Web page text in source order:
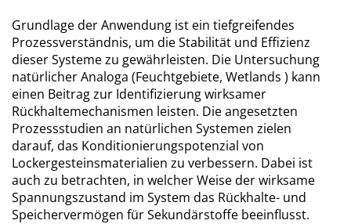
Grundlage der Anwendung ist ein tiefgreifendes
Prozessverständnis, um die Stabilität und Effizienz
dieser Systeme zu gewährleisten. Die Untersuchung
natürlicher Analoga (Feuchtgebiete, Wetlands ) kann
einen Beitrag zur Identifizierung wirksamer
Rückhaltemechanismen leisten. Die angesetzten
Prozessstudien an natürlichen Systemen zielen
darauf, das Konditionierungspotenzial von
Lockergesteinsmaterialien zu verbessern. Dabei ist
auch zu betrachten, in welcher Weise der wirksame
Spannungszustand im System das Rückhalte- und
Speichervermögen für Sekundärstoffe beeinflusst.